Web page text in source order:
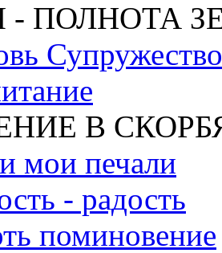
- ПОЛНОТА
Супружество
В
мои печали
- радость
поминовение